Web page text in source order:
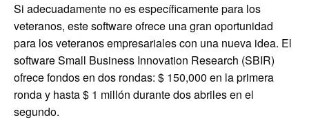
Si adecuadamente no es específicamente para los
veteranos, este software ofrece una gran oportunidad
para los veteranos empresariales con una nueva idea. El
software Small Business Innovation Research (SBIR)
ofrece fondos en dos rondas: $ 150,000 en la primera
ronda y hasta $ 1 millón durante dos abriles en el
segundo.